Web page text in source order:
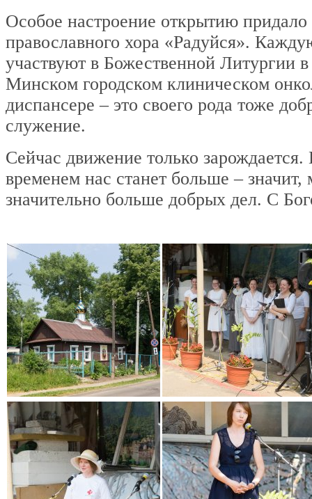
Особое настроение открытию
православного хора «Радуйся».
участвуют в Божественной Литургии в
Минском городском клиническом
диспансере – это своего рода тоже
служение.
Сейчас движение только
временем нас станет больше –
значительно больше добрых дел. С